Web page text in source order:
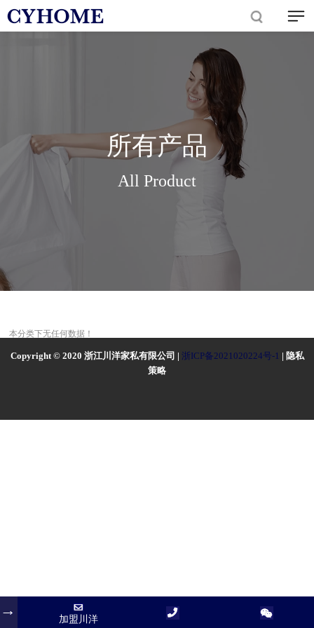
所有产品
All Product
本分类下无任何数据！
Copyright © 2020 浙江川洋家私有限公司 | 浙ICP备2021020224号-1 | 隐私
策略
加盟川洋
加盟川洋